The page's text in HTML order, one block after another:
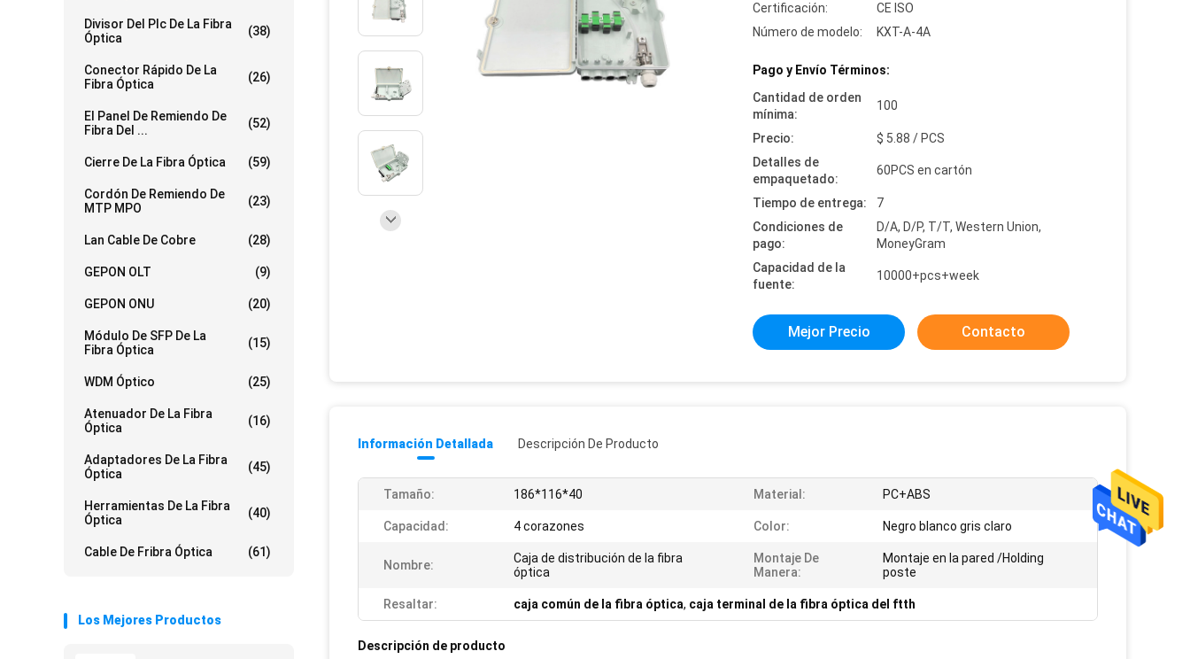
Divisor Del Plc De La Fibra
Óptica
(38)
Conector Rápido De La
Fibra Óptica
(26)
El Panel De Remiendo De
Fibra Del ...
(52)
Cierre De La Fibra Óptica (59)
Cordón De Remiendo De
MTP MPO
(23)
Lan Cable De Cobre (28)
GEPON OLT (9)
GEPON ONU (20)
Módulo De SFP De La
Fibra Óptica
(15)
WDM Óptico (25)
Atenuador De La Fibra
Óptica
(16)
Adaptadores De La Fibra
Óptica
(45)
Herramientas De La Fibra
Óptica
(40)
Cable De Fribra Óptica (61)
Los Mejores Productos
Certificación:
CE ISO
Número de modelo:
KXT-A-4A
Pago y Envío Términos:
Cantidad de orden
mínima:
100
Precio:
$ 5.88 / PCS
Detalles de
empaquetado:
60PCS en cartón
Tiempo de entrega:
7
Condiciones de
pago:
D/A, D/P, T/T, Western Union,
MoneyGram
Capacidad de la
fuente:
10000+pcs+week
Mejor Precio Contacto
Información Detallada Descripción De Producto
Tamaño: 186*116*40 Material: PC+ABS
Capacidad: 4 corazones Color: Negro blanco gris claro
Nombre:
Caja de distribución de la fibra
óptica
Montaje De
Manera:
Montaje en la pared /Holding
poste
Resaltar: caja común de la fibra óptica, caja terminal de la fibra óptica del ftth
Descripción de producto